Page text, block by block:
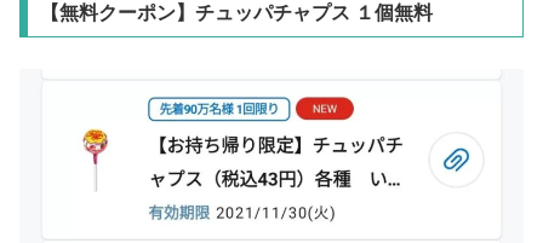
【無料クーポン】チュッパチャプス １個無料